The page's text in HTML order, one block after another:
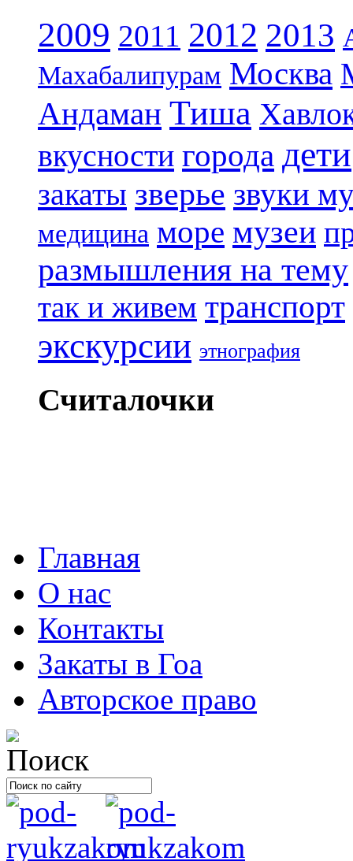
2009 2011 2012 2013
Махабалипурам Москва
Андаман Тиша
вкусности города дети
закаты зверье звуки
медицина море музеи
размышления на тему
так и живем транспорт
экскурсии этнография
Считалочки
Главная
О нас
Контакты
Закаты в Гоа
Авторское право